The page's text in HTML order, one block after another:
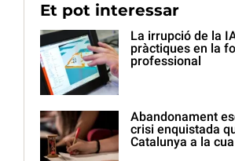
Et pot interessar
La irrupció de la
pràctiques en la
professional
Abandonament
crisi enquistada
Catalunya a la cua